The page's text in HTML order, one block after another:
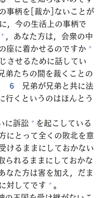
事柄を[裁か]ないことが
， 今の生活 上の事柄で
+ ，あなた方は， 会衆の中
座に着かせるのですか +
じさせるために話してい
弟たちの間を裁くことの
6 兄弟が兄弟と共に法
行くというのはほんとう
に訴訟 + を起こしている
にとって全くの敗北を意
けるままにしておかない
られるままにしておかな
なた方は害を加え，だま
対してです + 。